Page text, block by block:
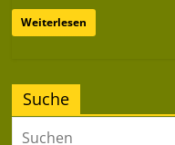
Weiterlesen
Suche